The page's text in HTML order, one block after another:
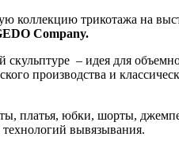
коллекцию трикотажа на
Company.
скульптуре – идея для
производства и
платья, юбки, шорты,
вывязывания.